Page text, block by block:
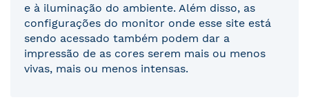
e à iluminação do ambiente. Além disso, as
configurações do monitor onde esse site está
sendo acessado também podem dar a
impressão de as cores serem mais ou menos
vivas, mais ou menos intensas.